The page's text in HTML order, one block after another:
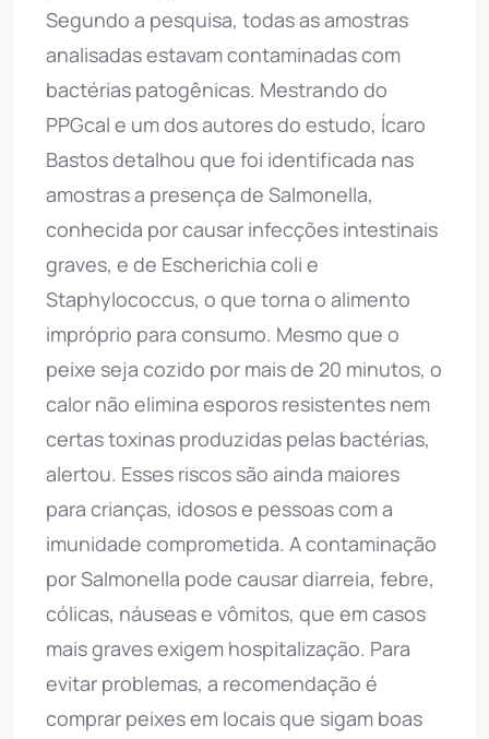
Segundo a pesquisa, todas as amostras
analisadas estavam contaminadas com
bactérias patogênicas. Mestrando do
PPGcal e um dos autores do estudo, Ícaro
Bastos detalhou que foi identificada nas
amostras a presença de Salmonella,
conhecida por causar infecções intestinais
graves, e de Escherichia coli e
Staphylococcus, o que torna o alimento
impróprio para consumo. Mesmo que o
peixe seja cozido por mais de 20 minutos, o
calor não elimina esporos resistentes nem
certas toxinas produzidas pelas bactérias,
alertou. Esses riscos são ainda maiores
para crianças, idosos e pessoas com a
imunidade comprometida. A contaminação
por Salmonella pode causar diarreia, febre,
cólicas, náuseas e vômitos, que em casos
mais graves exigem hospitalização. Para
evitar problemas, a recomendação é
comprar peixes em locais que sigam boas